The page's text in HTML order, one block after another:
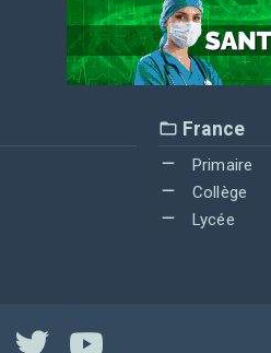
France
Primaire
Collège
Lycée